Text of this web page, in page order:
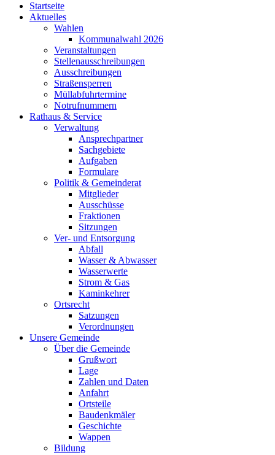
Startseite
Aktuelles
Wahlen
Kommunalwahl 2026
Veranstaltungen
Stellenausschreibungen
Ausschreibungen
Straßensperren
Müllabfuhrtermine
Notrufnummern
Rathaus & Service
Verwaltung
Ansprechpartner
Sachgebiete
Aufgaben
Formulare
Politik & Gemeinderat
Mitglieder
Ausschüsse
Fraktionen
Sitzungen
Ver- und Entsorgung
Abfall
Wasser & Abwasser
Wasserwerte
Strom & Gas
Kaminkehrer
Ortsrecht
Satzungen
Verordnungen
Unsere Gemeinde
Über die Gemeinde
Grußwort
Lage
Zahlen und Daten
Anfahrt
Ortsteile
Baudenkmäler
Geschichte
Wappen
Bildung